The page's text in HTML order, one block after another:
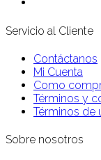
Servicio al Cliente
Contáctanos
Mi Cuenta
Como
Términos y
Términos de
Sobre nosotros